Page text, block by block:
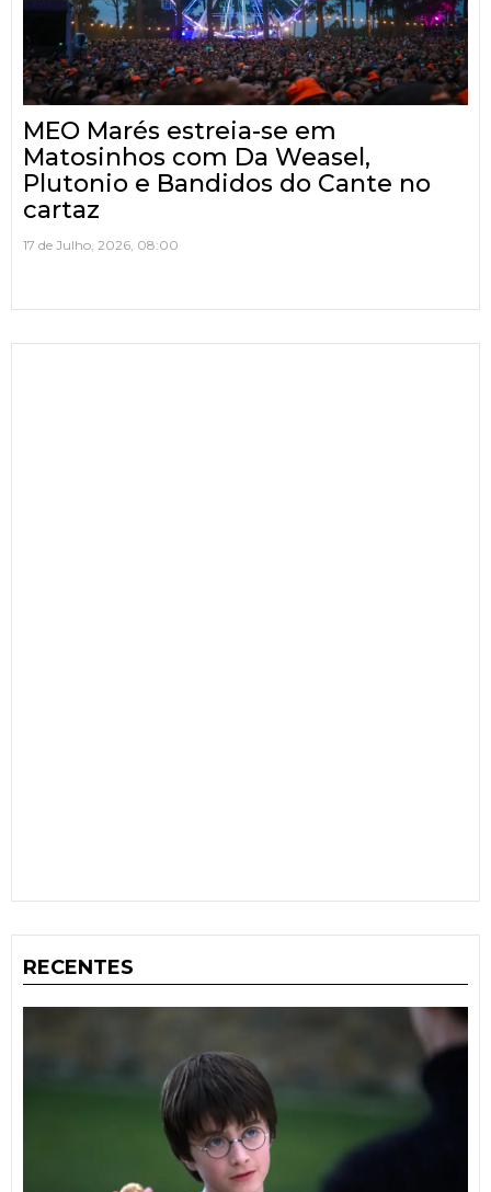
MEO Marés estreia-se em
Matosinhos com Da Weasel,
Plutonio e Bandidos do Cante no
cartaz
17 de Julho, 2026, 08:00
RECENTES